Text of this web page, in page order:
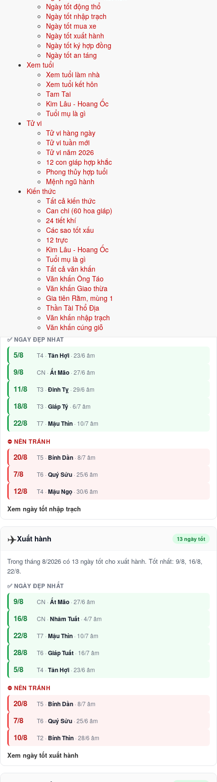
Ngày tốt động thổ
Ngày tốt nhập trạch
Ngày tốt mua xe
Ngày tốt xuất hành
Ngày tốt ký hợp đồng
Ngày tốt an táng
Xem tuổi
Xem tuổi làm nhà
Xem tuổi kết hôn
Tam Tai
Kim Lâu - Hoang Ốc
Tuổi mụ là gì
Tử vi
Tử vi hàng ngày
Tử vi tuần mới
Tử vi năm 2026
12 con giáp hợp khắc
Phong thủy hợp tuổi
Mệnh ngũ hành
Kiến thức
Tất cả kiến thức
Can chi (60 hoa giáp)
24 tiết khí
Các sao tốt xấu
12 trực
Kim Lâu - Hoang Ốc
Tuổi mụ là gì
Tất cả văn khấn
Văn khấn Ông Táo
Văn khấn Giao thừa
Gia tiên Rằm, mùng 1
Thần Tài Thổ Địa
Văn khấn nhập trạch
Văn khấn cúng giỗ
Xem ngày tốt khai trương
Động thổ
Trong tháng 8/2026 có 15 ngày tốt cho động thổ. Tốt nhất: 9/8, 11/8,
✅ NGÀY ĐẸP NHẤT
CN ·Ất Mão· 27/6 âm
11/8 T3 ·
CN ·Nhâm Tuất· 4/7 âm
T7 ·Mậu Thìn· 10/7 âm
T6 · Giáp Tuất· 16/7 âm
⛔ NÊN TRÁNH
T5 ·Bính Dần· 8/7 âm
T6 ·Quý Sửu · 25/6 âm
T6 ·Đinh Mão
Xem ngày tốt động thổ
Nhập trạch
Trong tháng 8/2026 có 14 ngày tốt cho nhập trạch. Tốt nhất: 5/8, 9/8,
✅ NGÀY ĐẸP NHẤT
5/8 T4 · Tân Hợi · 23/6 âm
9/8 CN · Ất Mão · 27/6 âm
11/8 T3 · Đinh Tỵ · 29/6 âm
18/8 T3 · Giáp Tý · 6/7 âm
22/8 T7 · Mậu Thìn · 10/7 âm
⛔ NÊN TRÁNH
20/8 T5 · Bính Dần · 8/7 âm
7/8 T6 ·Quý Sửu · 25/6 âm
12/8 T4 ·Mậu Ngọ · 30/6 âm
Xem ngày tốt nhập trạch
✈️Xuất hành 13 ngày tốt
Trong tháng 8/2026 có 13 ngày tốt cho xuất hành. Tốt nhất: 9/8, 16/8,
22/8.
✅ NGÀY ĐẸP NHẤT
9/8 CN · Ất Mão · 27/6 âm
16/8 CN · Nhâm Tuất · 4/7 âm
22/8 T7 · Mậu Thìn · 10/7 âm
28/8 T6 · Giáp Tuất · 16/7 âm
5/8 T4 · Tân Hợi · 23/6 âm
⛔ NÊN TRÁNH
20/8 T5 · Bính Dần · 8/7 âm
7/8 T6 ·Quý Sửu · 25/6 âm
10/8 T2 · Bính Thìn · 28/6 âm
Xem ngày tốt xuất hành